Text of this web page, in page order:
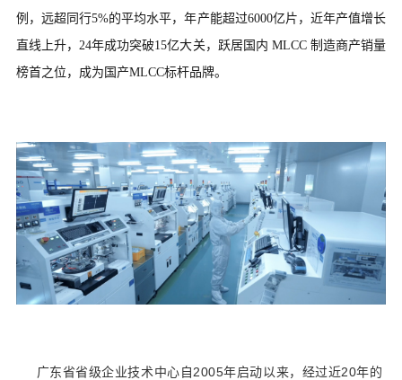
例，远超同行5%的平均水平，年产能超过6000亿片，近年产值增长
直线上升，24年成功突破15亿大关，跃居国内 MLCC 制造商产销量
榜首之位，成为国产MLCC标杆品牌。
广东省省级企业技术中心自2005年启动以来，经过近20年的